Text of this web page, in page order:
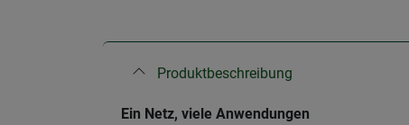
Produktbeschreibung
Ein Netz, viele Anwendungen